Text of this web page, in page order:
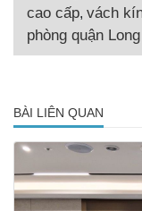
cao cấp, vách
phòng quận
BÀI LIÊN QUAN